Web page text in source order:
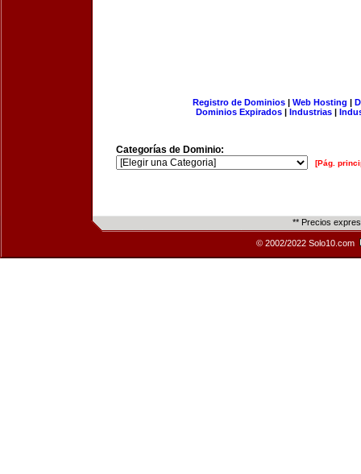
Registro de Dominios| Web Hosting |
Dominios Expirados | Industrias |
Categorías de Dominio:
[Pág.
** Precios
© 2002/2022 Solo10.com